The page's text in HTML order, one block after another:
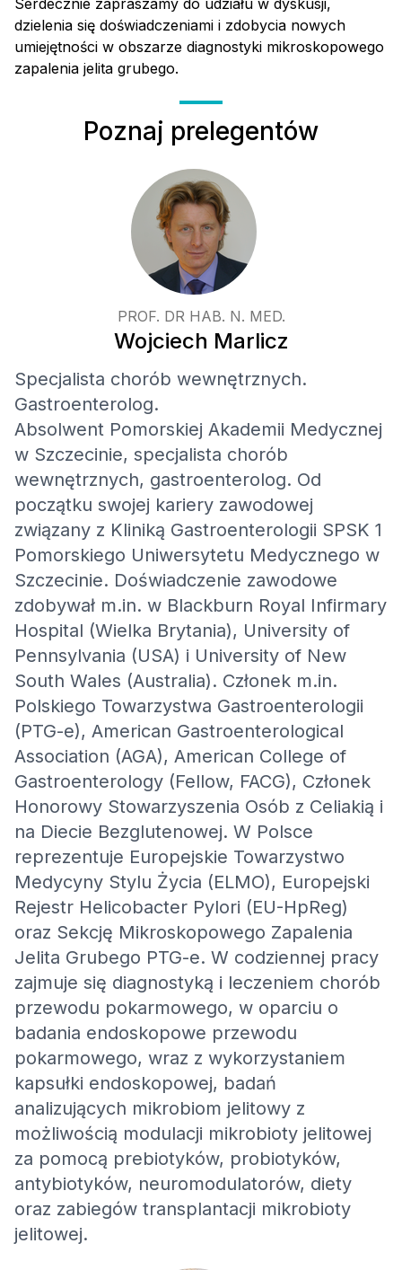
Serdecznie zapraszamy do udziału w dyskusji,
dzielenia się doświadczeniami i zdobycia nowych
umiejętności w obszarze diagnostyki mikroskopowego
zapalenia jelita grubego.
Poznaj prelegentów
PROF. DR HAB. N. MED.
Wojciech Marlicz
Specjalista chorób wewnętrznych.
Gastroenterolog.
Absolwent Pomorskiej Akademii Medycznej
w Szczecinie, specjalista chorób
wewnętrznych, gastroenterolog. Od
początku swojej kariery zawodowej
związany z Kliniką Gastroenterologii SPSK 1
Pomorskiego Uniwersytetu Medycznego w
Szczecinie. Doświadczenie zawodowe
zdobywał m.in. w Blackburn Royal Infirmary
Hospital (Wielka Brytania), University of
Pennsylvania (USA) i University of New
South Wales (Australia). Członek m.in.
Polskiego Towarzystwa Gastroenterologii
(PTG-e), American Gastroenterological
Association (AGA), American College of
Gastroenterology (Fellow, FACG), Członek
Honorowy Stowarzyszenia Osób z Celiakią i
na Diecie Bezglutenowej. W Polsce
reprezentuje Europejskie Towarzystwo
Medycyny Stylu Życia (ELMO), Europejski
Rejestr Helicobacter Pylori (EU-HpReg)
oraz Sekcję Mikroskopowego Zapalenia
Jelita Grubego PTG-e. W codziennej pracy
zajmuje się diagnostyką i leczeniem chorób
przewodu pokarmowego, w oparciu o
badania endoskopowe przewodu
pokarmowego, wraz z wykorzystaniem
kapsułki endoskopowej, badań
analizujących mikrobiom jelitowy z
możliwością modulacji mikrobioty jelitowej
za pomocą prebiotyków, probiotyków,
antybiotyków, neuromodulatorów, diety
oraz zabiegów transplantacji mikrobioty
jelitowej.